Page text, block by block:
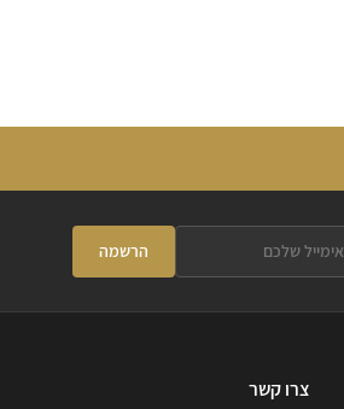
הרשמה
צרו קשר